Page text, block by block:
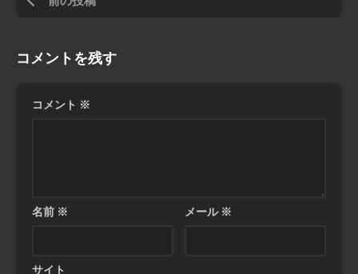
コメントを残す
コメント ※
名前 ※ メール※
サイト